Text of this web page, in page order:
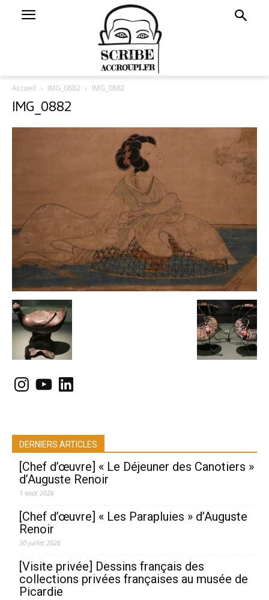
Accueil IMG_0882 IMG_0882
IMG_0882
Instagram
YouTubeLinkedIn
DERNIERS ARTICLES
[Chef d’œuvre] « Le Déjeuner des Canotiers »
d’Auguste Renoir
1 août 2026
[Chef d’œuvre] « Les Parapluies » d’Auguste
Renoir
30 juillet 2026
[Visite privée] Dessins français des
collections privées françaises au musée de
Picardie